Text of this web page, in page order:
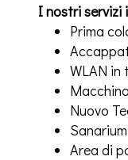
I nostri servizi
Prima
WLAN
Nuovo
Area di